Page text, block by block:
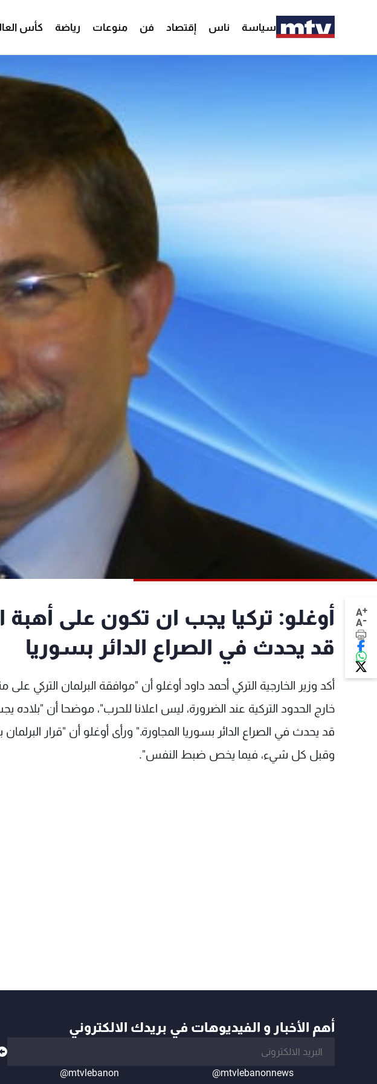
سياسة ناس إقتصاد فن منوعات رياضة كأس
A+
A-
أوغلو: تركيا يجب ان تكون على أهبة
قد يحدث في الصراع الدائر بسوريا
أكد وزير الخارجية التركي أحمد داود أوغلو أن "موافقة البرلمان التركي
خارج الحدود التركية عند الضرورة، ليس اعلانا للحرب"، موضحا أن
قد يحدث في الصراع الدائر بسوريا المجاورة." ورأى أوغلو أن "قرار البرلمان
وقبل كل شيء، فيما يخص ضبط النفس".
أهم الأخبار و الفيديوهات في بريدك الالكتروني
@mtvlebanonnews
@mtvlebanon